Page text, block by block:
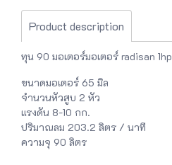
Product description
ทุน 90 มอเตอร์มอเตอร์ radisan 1hp
ขนาดมอเตอร์ 65 มิล
จำนวนหัวสูบ 2 หัว
แรงดัน 8-10 กก.
ปริมาณลม 203.2 ลิตร / นาที
ความจุ 90 ลิตร